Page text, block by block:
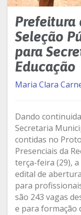
Prefeitura
Seleção
para
Educação
Maria Clara
Dando
Secretaria
contidas no
Presenciais da
terça-feira (29),
edital de
para
são 243 vagas
e para formação